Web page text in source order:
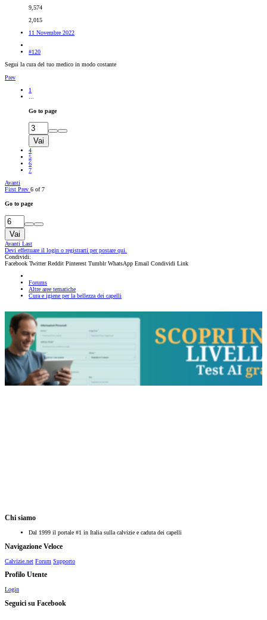
9,574
2,015
11 Novembre 2022
#120
Segui la cura del tuo medico in modo costante
Prev
1
Go to page
Vai
4
5
6
7
Avanti
First Prev 6 of 7
Go to page
Vai
Avanti Last
Devi effettuare il login o registrarti per postare qui.
Condividi:
Facebook Twitter Reddit Pinterest Tumblr WhatsApp Email Condividi Link
Forums
Altre aree tematiche
Cura e igiene per la bellezza dei capelli
Chi siamo
Dal 1999 il portale #1 in Italia sulla calvizie e caduta dei capelli
Navigazione Veloce
Calvizie.net Forum Supporto
Profilo Utente
Login
Seguici su Facebook